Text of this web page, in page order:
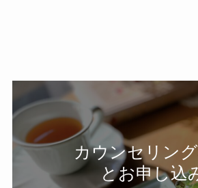
カウンセリン
とお申し込